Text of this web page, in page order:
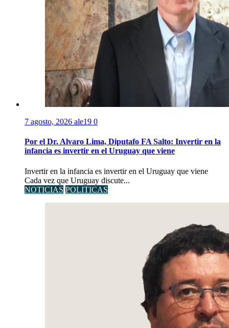
7 agosto, 2026 ale19 0
Por el Dr. Alvaro Lima, Diputafo FA Salto: Invertir en la
infancia es invertir en el Uruguay que viene
Invertir en la infancia es invertir en el Uruguay que viene
Cada vez que Uruguay discute...
NOTICIAS POLITICAS